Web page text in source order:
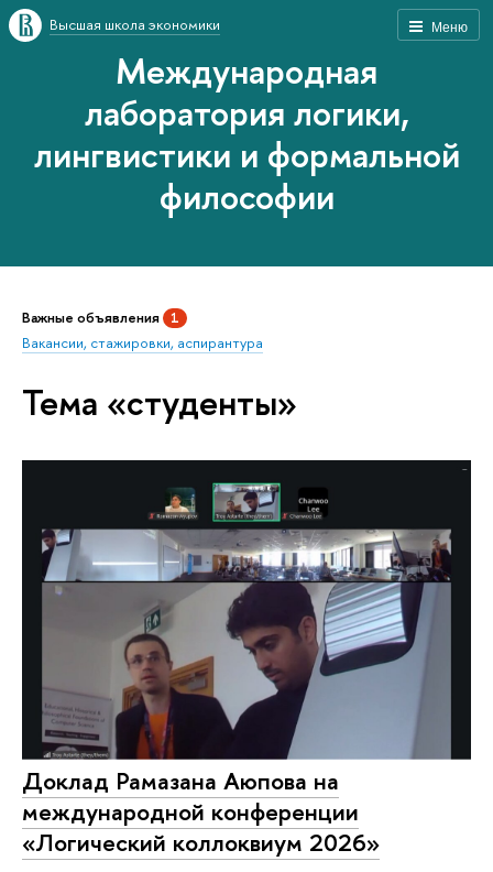
Меню
Высшая школа экономики
Международная
лаборатория логики,
лингвистики и формальной
философии
Важные объявления 1
Вакансии, стажировки, аспирантура
Тема «студенты»
Доклад Рамазана Аюпова на
международной конференции
«Логический коллоквиум 2026»